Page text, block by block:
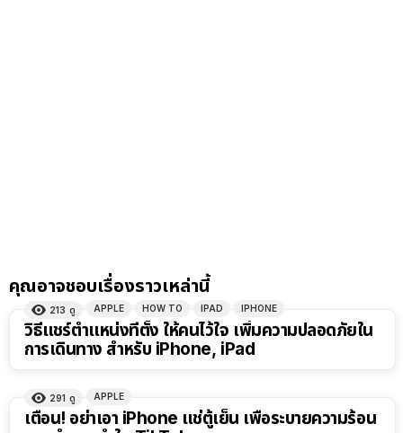
คุณอาจชอบเรื่องราวเหล่านี้
213 ดู APPLE HOW TO IPAD IPHONE
วิธีแชร์ตำแหน่งที่ตั้ง ให้คนไว้ใจ เพิ่มความปลอดภัยใน
การเดินทาง สำหรับ iPhone, iPad
291 ดู APPLE
เตือน! อย่าเอา iPhone แช่ตู้เย็น เพื่อระบายความร้อน